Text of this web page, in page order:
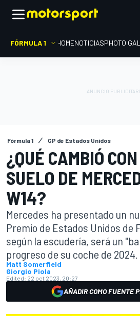
FÓRMULA 1 HOMENOTICIASPHOTO
Fórmula 1 GP de Estados Unidos
¿QUÉ CAMBIÓ
SUELO DE
W14?
Mercedes ha presentado un
Premio de Estados Unidos de
según la escudería, será un
progreso de su coche de 2024.
Matt Somerfield
Giorgio Piola
Edited: 22 oct 2023, 20:27
AÑADIR COMO FUENTE